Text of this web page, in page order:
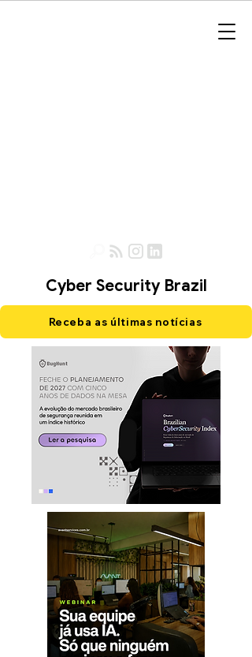
Cyber Security Brazil
Receba as últimas notícias